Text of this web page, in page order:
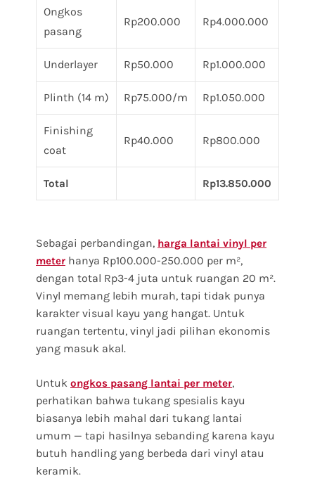
Ongkos
pasang
Rp200.000 Rp4.000.000
Underlayer Rp50.000 Rp1.000.000
Plinth (14 m) Rp75.000/m Rp1.050.000
Finishing
coat
Rp40.000 Rp800.000
Total Rp13.850.000
Sebagai perbandingan, harga lantai vinyl per
meter hanya Rp100.000-250.000 per m²,
dengan total Rp3-4 juta untuk ruangan 20 m².
Vinyl memang lebih murah, tapi tidak punya
karakter visual kayu yang hangat. Untuk
ruangan tertentu, vinyl jadi pilihan ekonomis
yang masuk akal.
Untuk ongkos pasang lantai per meter,
perhatikan bahwa tukang spesialis kayu
biasanya lebih mahal dari tukang lantai
umum — tapi hasilnya sebanding karena kayu
butuh handling yang berbeda dari vinyl atau
keramik.